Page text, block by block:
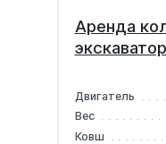
Аренда
Двигатель
Вес
Ковш